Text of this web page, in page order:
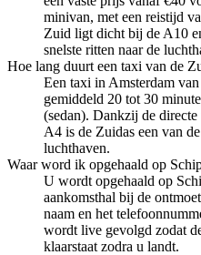
minivan, met een reistijd
Zuid ligt dicht bij de A10
snelste ritten naar de
Hoe lang duurt een taxi van de
Een taxi in Amsterdam
gemiddeld 20 tot 30
(sedan). Dankzij de
A4 is de Zuidas een van
luchthaven.
Waar word ik opgehaald op
U wordt opgehaald op
aankomsthal bij de
naam en het
wordt live gevolgd zodat
klaarstaat zodra u landt.